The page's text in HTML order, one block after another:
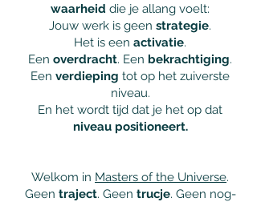
waarheid die je allang voelt:
Jouw werk is geen strategie.
Het is een activatie.
Een overdracht. Een bekrachtiging.
Een verdieping tot op het zuiverste
niveau.
En het wordt tijd dat je het op dat
niveau positioneert.
Welkom in Masters of the Universe.
Geen traject. Geen trucje. Geen nog-